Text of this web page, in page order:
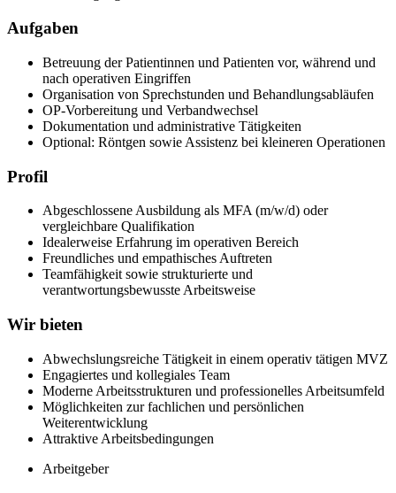
Aufgaben
Betreuung der Patientinnen und Patienten vor, während und
nach operativen Eingriffen
Organisation von Sprechstunden und Behandlungsabläufen
OP-Vorbereitung und Verbandwechsel
Dokumentation und administrative Tätigkeiten
Optional: Röntgen sowie Assistenz bei kleineren Operationen
Profil
Abgeschlossene Ausbildung als MFA (m/w/d) oder
vergleichbare Qualifikation
Idealerweise Erfahrung im operativen Bereich
Freundliches und empathisches Auftreten
Teamfähigkeit sowie strukturierte und
verantwortungsbewusste Arbeitsweise
Wir bieten
Abwechslungsreiche Tätigkeit in einem operativ tätigen MVZ
Engagiertes und kollegiales Team
Moderne Arbeitsstrukturen und professionelles Arbeitsumfeld
Möglichkeiten zur fachlichen und persönlichen
Weiterentwicklung
Attraktive Arbeitsbedingungen
Arbeitgeber